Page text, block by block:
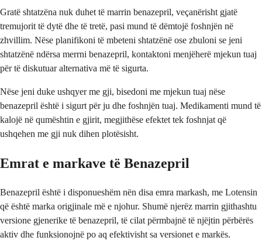
Gratë shtatzëna nuk duhet të marrin benazepril, veçanërisht gjatë
tremujorit të dytë dhe të tretë, pasi mund të dëmtojë foshnjën në
zhvillim. Nëse planifikoni të mbeteni shtatzënë ose zbuloni se jeni
shtatzënë ndërsa merrni benazepril, kontaktoni menjëherë mjekun tuaj
për të diskutuar alternativa më të sigurta.
Nëse jeni duke ushqyer me gji, bisedoni me mjekun tuaj nëse
benazepril është i sigurt për ju dhe foshnjën tuaj. Medikamenti mund të
kalojë në qumështin e gjirit, megjithëse efektet tek foshnjat që
ushqehen me gji nuk dihen plotësisht.
Emrat e markave të Benazepril
Benazepril është i disponueshëm nën disa emra markash, me Lotensin
që është marka origjinale më e njohur. Shumë njerëz marrin gjithashtu
versione gjenerike të benazepril, të cilat përmbajnë të njëjtin përbërës
aktiv dhe funksionojnë po aq efektivisht sa versionet e markës.